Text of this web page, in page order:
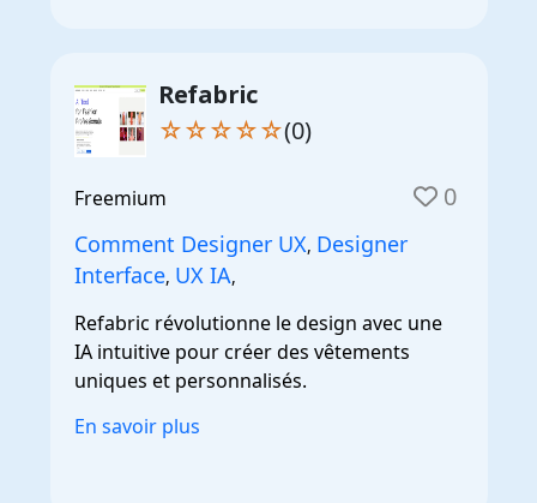
Refabric
☆☆☆☆☆(0)
Freemium 0
Comment Designer UX, Designer
Interface, UX IA,
Refabric révolutionne le design avec une
IA intuitive pour créer des vêtements
uniques et personnalisés.
En savoir plus